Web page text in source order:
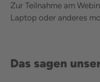
Zur Teilnahme am
Laptop oder anderes
Das sagen